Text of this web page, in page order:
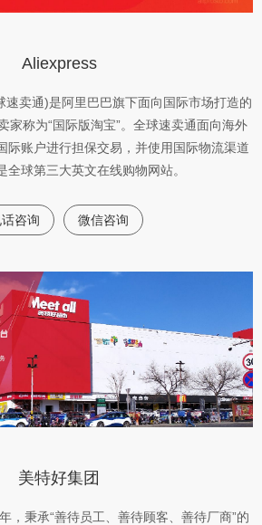
Aliexpress
速卖通)是阿里巴巴旗下面向国际市场打造的
家称为“国际版淘宝”。全球速卖通面向海外
际账户进行担保交易，并使用国际物流渠道
全球第三大英文在线购物网站。
咨询 微信咨询
美特好集团
，秉承“善待员工、善待顾客、善待厂商”的